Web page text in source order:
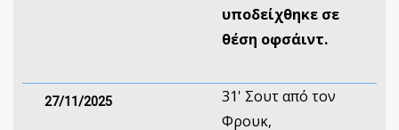
υποδείχθηκε σε
θέση οφσάιντ.
27/11/2025
31' Σουτ από τον
Φρουκ,